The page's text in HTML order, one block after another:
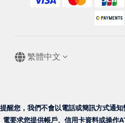
繁體中文
提醒您，我們不會以電話或簡訊方式通
電要求您提供帳戶、信用卡資料或操作